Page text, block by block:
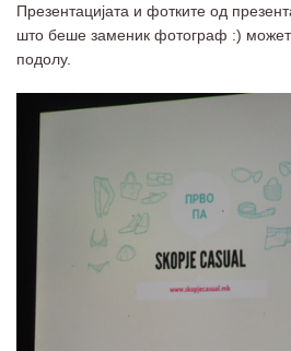
Презентацијата и фотките од
што беше заменик фотограф :)
подолу.